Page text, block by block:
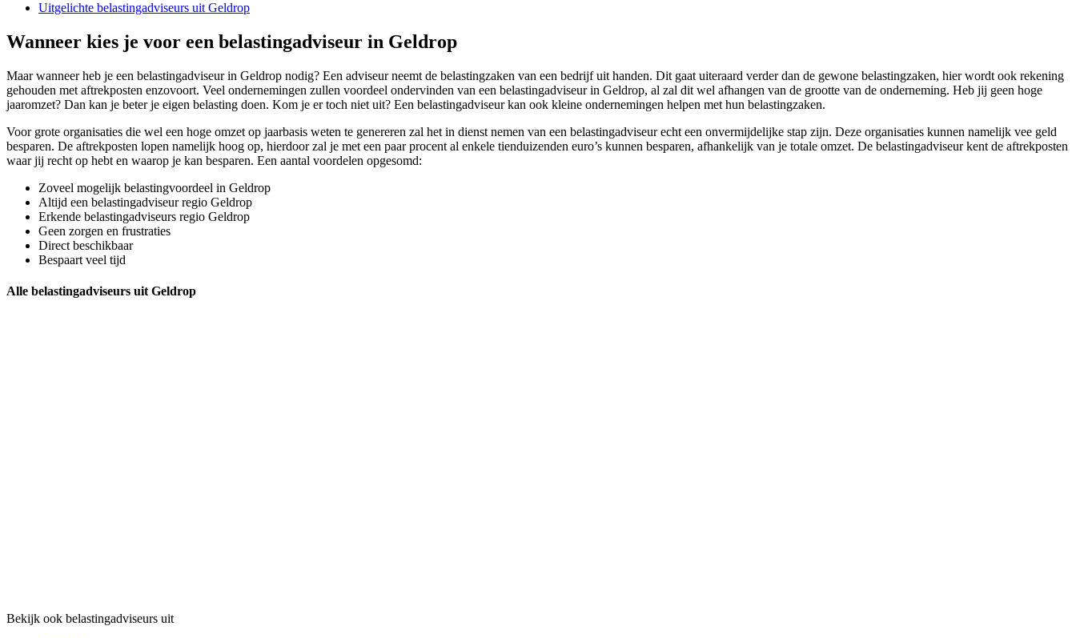
Uitgelichte belastingadviseurs uit Geldrop
Wanneer kies je voor een belastingadviseur in Geldrop
Maar wanneer heb je een belastingadviseur in Geldrop nodig? Een adviseur neemt de belastingzaken van een bedrijf uit handen. Dit gaat uiteraard verder dan de gewone belastingzaken, hier wordt ook rekening
gehouden met aftrekposten enzovoort. Veel ondernemingen zullen voordeel ondervinden van een belastingadviseur in Geldrop, al zal dit wel afhangen van de grootte van de onderneming. Heb jij geen hoge
jaaromzet? Dan kan je beter je eigen belasting doen. Kom je er toch niet uit? Een belastingadviseur kan ook kleine ondernemingen helpen met hun belastingzaken.
Voor grote organisaties die wel een hoge omzet op jaarbasis weten te genereren zal het in dienst nemen van een belastingadviseur echt een onvermijdelijke stap zijn. Deze organisaties kunnen namelijk vee geld
besparen. De aftrekposten lopen namelijk hoog op, hierdoor zal je met een paar procent al enkele tienduizenden euro’s kunnen besparen, afhankelijk van je totale omzet. De belastingadviseur kent de aftrekposten
waar jij recht op hebt en waarop je kan besparen. Een aantal voordelen opgesomd:
Zoveel mogelijk belastingvoordeel in Geldrop
Altijd een belastingadviseur regio Geldrop
Erkende belastingadviseurs regio Geldrop
Geen zorgen en frustraties
Direct beschikbaar
Bespaart veel tijd
Alle belastingadviseurs uit Geldrop
Bekijk ook belastingadviseurs uit